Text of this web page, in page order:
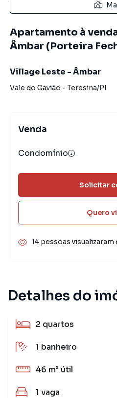
Detalhes do
2 quartos
1 banheiro
46 m² útil
1 vaga
Apartamento à
Âmbar (Porteira
Village Leste - Âmbar
Vale do Gavião - Teresina/PI
Venda
Condomínio
Solicitar
Quero
14 pessoas